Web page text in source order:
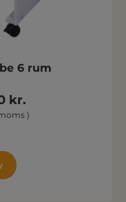
6 rum
kr.
)